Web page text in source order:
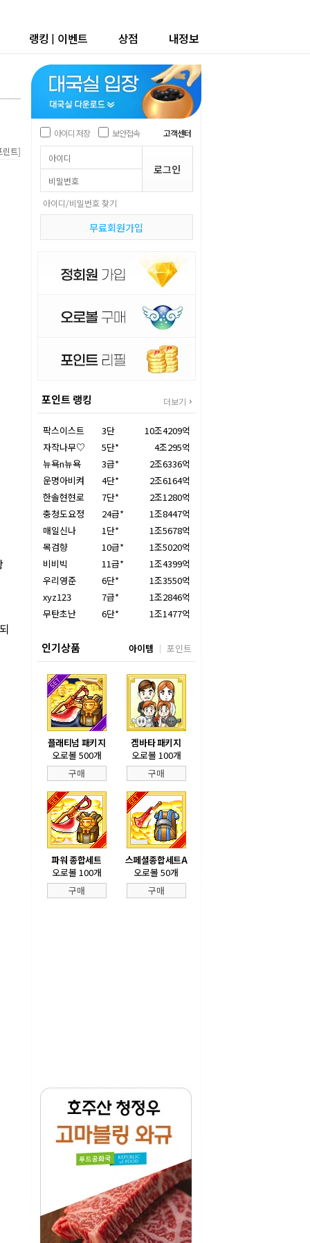
랭킹 | 이벤트 상점 내정보
린트]
아이디 저장 보안접속 고객센터
아이디/비밀번호 찾기
무료회원가입
포인트 랭킹 더보기
팍스이스트 3단
10조4209억
자작나무♡
5단*
4조295억
뉴욕n뉴욕
3급*
2조6336억
운명아비켜
4단*
2조6164억
한솔현현로
7단*
2조1280억
충청도요정
24급*
1조8447억
매일신나
1단*
1조5678억
목검향
10급*
1조5020억
비비빅
11급*
1조4399억
우리영준
6단*
1조3550억
xyz123
7급*
1조2846억
무탄초난
6단* 1조1477억
인기상품 아이템 포인트
플래티넘 패키지
오로볼 500개
구매
겜바타 패키지
오로볼 100개
구매
파워 종합세트
오로볼 100개
구매
스페셜종합세트A
오로볼 50개
구매